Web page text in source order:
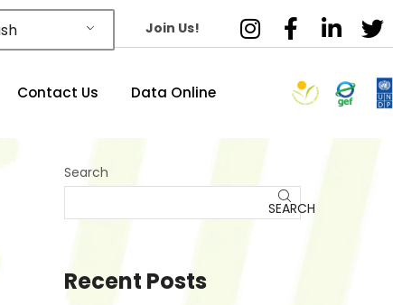
Join Us!
Contact Us Data Online
Search
SEARCH
Recent Posts